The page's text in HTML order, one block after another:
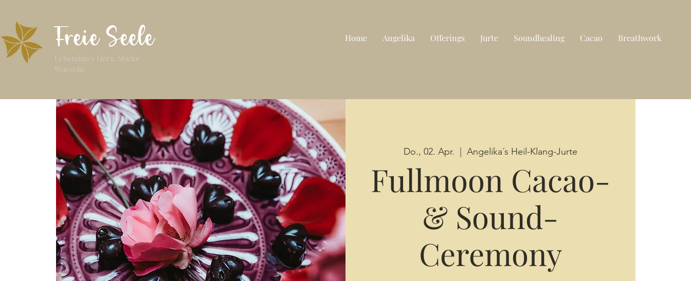
Freie Seele
Lebendiges Herz. Starke
Wurzeln.
Home Angelika Offerings Jurte Soundhealing Cacao Breathwork
Do., 02. Apr. Angelika´s Heil-Klang-Jurte
Fullmoon Cacao-
& Sound-
Ceremony